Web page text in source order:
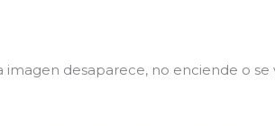
desaparece, no enciende o se